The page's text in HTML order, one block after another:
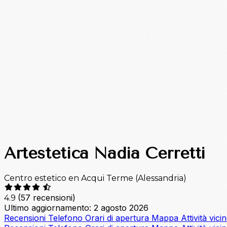
Artestetica Nadia Cerretti
Centro estetico en Acqui Terme (Alessandria)
4.9 (57 recensioni)
Ultimo aggiornamento: 2 agosto 2026
Recensioni Telefono Orari di apertura Mappa Attività